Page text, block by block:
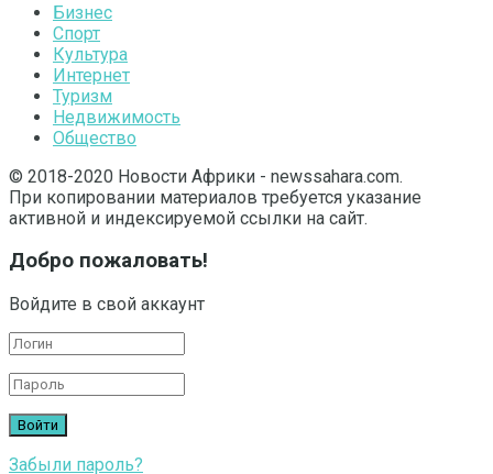
Бизнес
Спорт
Культура
Интернет
Туризм
Недвижимость
Общество
© 2018-2020 Новости Африки - newssahara.com.
При копировании материалов требуется указание
активной и индексируемой ссылки на сайт.
Добро пожаловать!
Войдите в свой аккаунт
Забыли пароль?